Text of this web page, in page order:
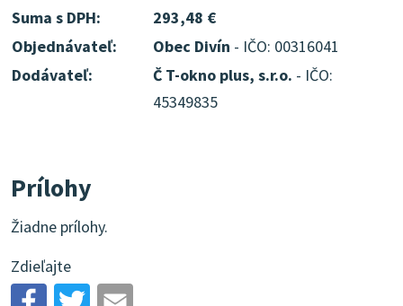
Suma s DPH:
293,48 €
Objednávateľ:
Obec Divín - IČO: 00316041
Dodávateľ:
Č T-okno plus, s.r.o. - IČO:
45349835
Prílohy
Žiadne prílohy.
Zdieľajte